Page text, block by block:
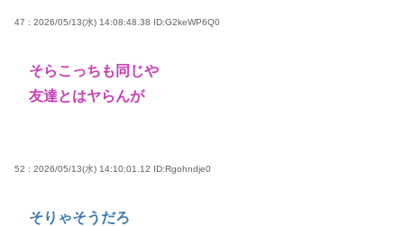
47 : 2026/05/13(水) 14:08:48.38 ID:G2keWP6Q0
そらこっちも同じや
友達とはヤらんが
52 : 2026/05/13(水) 14:10:01.12 ID:Rgohndje0
そりゃそうだろ